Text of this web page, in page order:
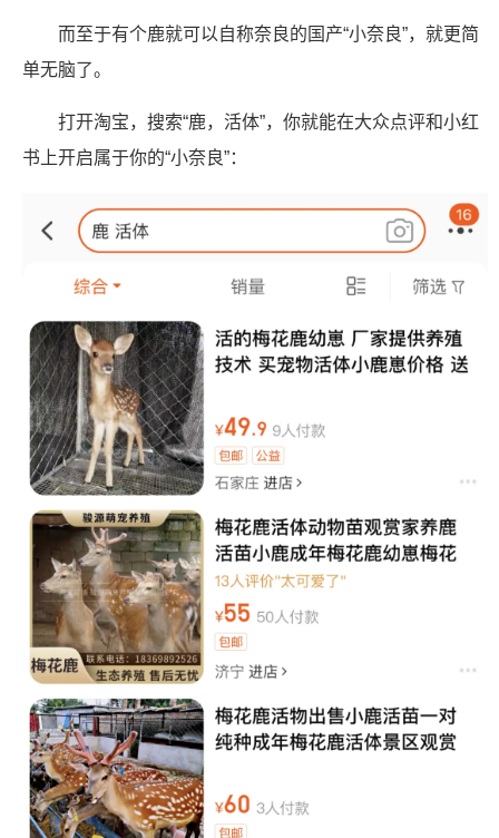
而至于有个鹿就可以自称奈良的国产“小奈良”，就更简
单无脑了。
打开淘宝，搜索“鹿，活体”，你就能在大众点评和小红
书上开启属于你的“小奈良”：